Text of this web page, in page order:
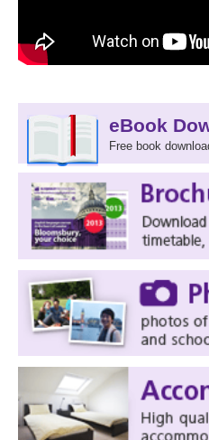
eBook
Free book